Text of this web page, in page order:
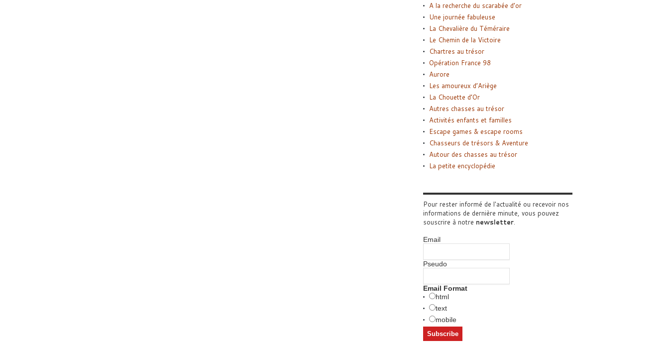
A la recherche du scarabée d’or
Une journée fabuleuse
La Chevalière du Téméraire
Le Chemin de la Victoire
Chartres au trésor
Opération France 98
Aurore
Les amoureux d’Ariège
La Chouette d’Or
Autres chasses au trésor
Activités enfants et familles
Escape games & escape rooms
Chasseurs de trésors & Aventure
Autour des chasses au trésor
La petite encyclopédie
Pour rester informé de l'actualité ou recevoir nos
informations de dernière minute, vous pouvez
souscrire à notre newsletter.
Email
Pseudo
Email Format
html
text
mobile